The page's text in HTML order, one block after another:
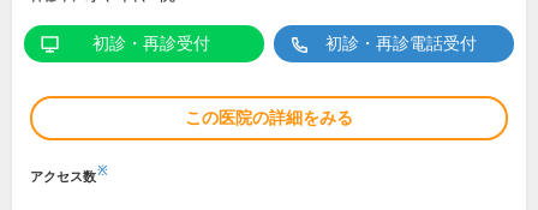
初診・再診受付 初診・再診電話受付
この医院の詳細をみる
アクセス数※